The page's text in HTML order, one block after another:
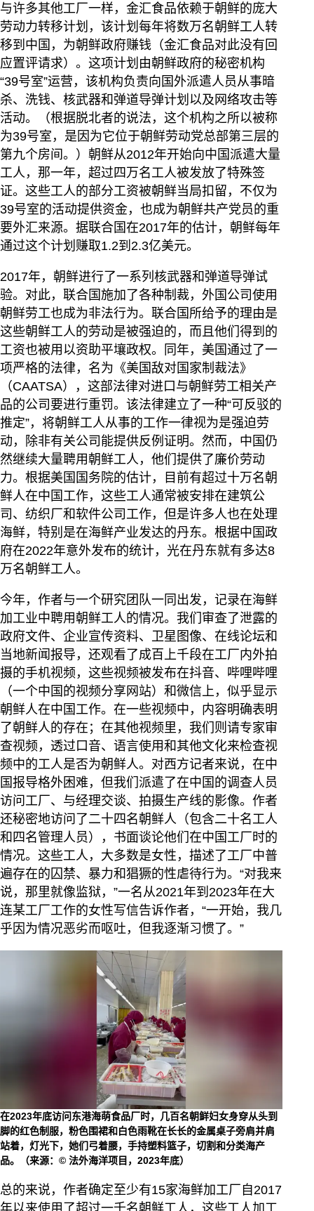
与许多其他工厂一样，金汇食品依赖于朝鲜的庞大
劳动力转移计划，该计划每年将数万名朝鲜工人转
移到中国，为朝鲜政府赚钱（金汇食品对此没有回
应置评请求）。这项计划由朝鲜政府的秘密机构
“39号室”运营，该机构负责向国外派遣人员从事暗
杀、洗钱、核武器和弹道导弹计划以及网络攻击等
活动。（根据脱北者的说法，这个机构之所以被称
为39号室，是因为它位于朝鲜劳动党总部第三层的
第九个房间。）朝鲜从2012年开始向中国派遣大量
工人，那一年，超过四万名工人被发放了特殊签
证。这些工人的部分工资被朝鲜当局扣留，不仅为
39号室的活动提供资金，也成为朝鲜共产党员的重
要外汇来源。据联合国在2017年的估计，朝鲜每年
通过这个计划赚取1.2到2.3亿美元。
2017年，朝鲜进行了一系列核武器和弹道导弹试
验。对此，联合国施加了各种制裁，外国公司使用
朝鲜劳工也成为非法行为。联合国所给予的理由是
这些朝鲜工人的劳动是被强迫的，而且他们得到的
工资也被用以资助平壤政权。同年，美国通过了一
项严格的法律，名为《美国敌对国家制裁法》
（CAATSA），这部法律对进口与朝鲜劳工相关产
品的公司要进行重罚。该法律建立了一种“可反驳的
推定”，将朝鲜工人从事的工作一律视为是强迫劳
动，除非有关公司能提供反例证明。然而，中国仍
然继续大量聘用朝鲜工人，他们提供了廉价劳动
力。根据美国国务院的估计，目前有超过十万名朝
鲜人在中国工作，这些工人通常被安排在建筑公
司、纺织厂和软件公司工作，但是许多人也在处理
海鲜，特别是在海鲜产业发达的丹东。根据中国政
府在2022年意外发布的统计，光在丹东就有多达8
万名朝鲜工人。
今年，作者与一个研究团队一同出发，记录在海鲜
加工业中聘用朝鲜工人的情况。我们审查了泄露的
政府文件、企业宣传资料、卫星图像、在线论坛和
当地新闻报导，还观看了成百上千段在工厂内外拍
摄的手机视频，这些视频被发布在抖音、哔哩哔哩
（一个中国的视频分享网站）和微信上，似乎显示
朝鲜人在中国工作。在一些视频中，内容明确表明
了朝鲜人的存在；在其他视频里，我们则请专家审
查视频，透过口音、语言使用和其他文化来检查视
频中的工人是否为朝鲜人。对西方记者来说，在中
国报导格外困难，但我们派遣了在中国的调查人员
访问工厂、与经理交谈、拍摄生产线的影像。作者
还秘密地访问了二十四名朝鲜人（包含二十名工人
和四名管理人员），书面谈论他们在中国工厂时的
情况。这些工人，大多数是女性，描述了工厂中普
遍存在的囚禁、暴力和猖獗的性虐待行为。“对我来
说，那里就像监狱，”一名从2021年到2023年在大
连某工厂工作的女性写信告诉作者，“一开始，我几
乎因为情况恶劣而呕吐，但我逐渐习惯了。”
在2023年底访问东港海萌食品厂时，几百名朝鲜妇女身穿从头到
脚的红色制服，粉色围裙和白色雨靴在长长的金属桌子旁肩并肩
站着，灯光下，她们弓着腰，手持塑料篮子，切割和分类海产
品。（来源：© 法外海洋项目，2023年底）
总的来说，作者确定至少有15家海鲜加工厂自2017